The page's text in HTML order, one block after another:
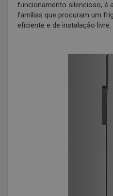
funcionamento silencioso, é
famílias que procuram um
eficiente e de instalação livre.